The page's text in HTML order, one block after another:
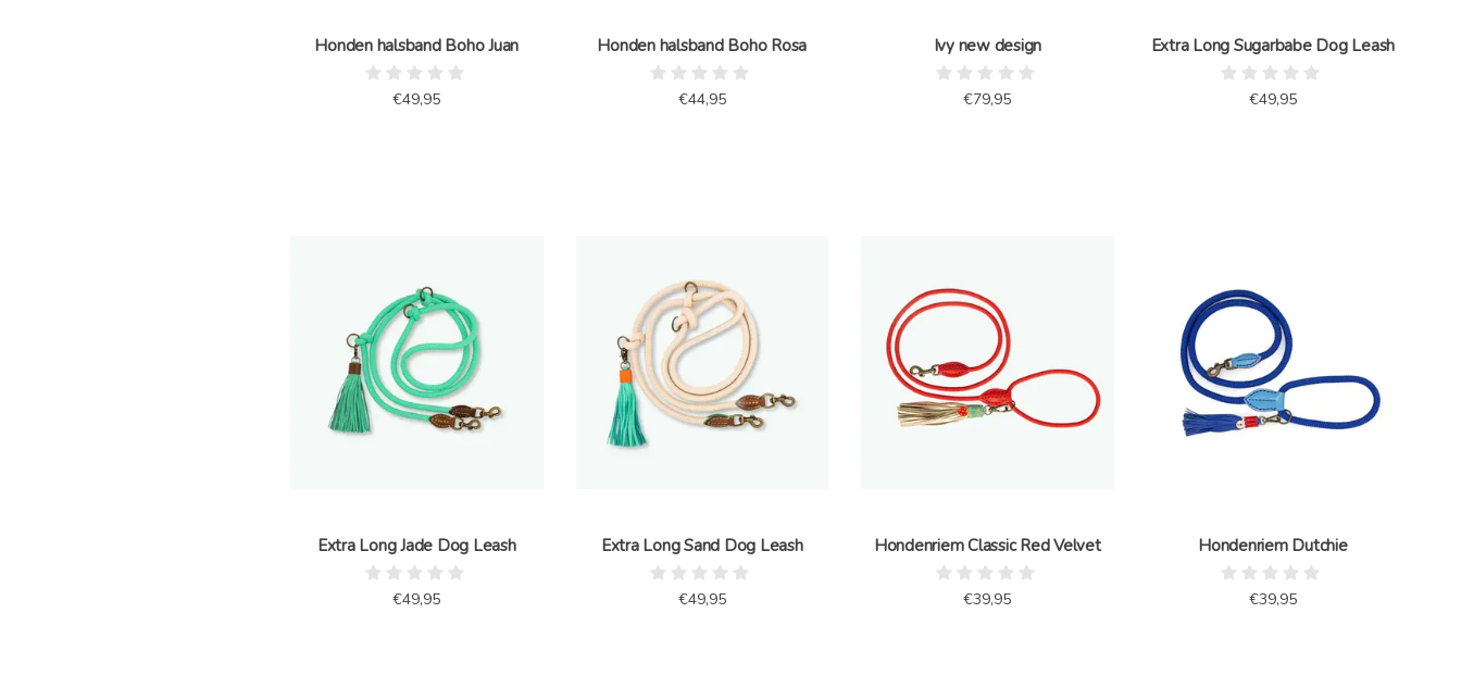
Honden halsband Boho Juan
€49,95
Honden halsband Boho Rosa
€44,95
Ivy new design
€79,95
Extra Long Sugarbabe Dog Leash
€49,95
Extra Long Jade Dog Leash
€49,95
Extra Long Sand Dog Leash
€49,95
Hondenriem Classic Red Velvet
€39,95
Hondenriem Dutchie
€39,95